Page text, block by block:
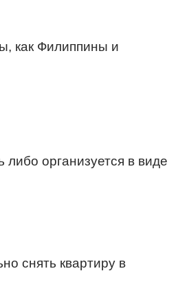
как Филиппины и
организуется в виде
снять квартиру в